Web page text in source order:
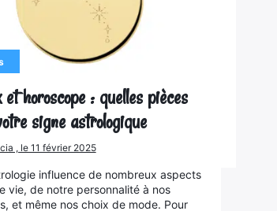
horoscope : quelles pièces
signe astrologique
, le 11 février 2025
influence de nombreux aspects
vie, de notre personnalité à nos
et même nos choix de mode. Pour